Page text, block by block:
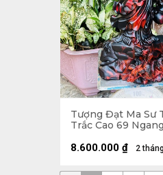
Tượng Đạt Ma Sư
Trắc Cao 69
2
8.600.000 ₫